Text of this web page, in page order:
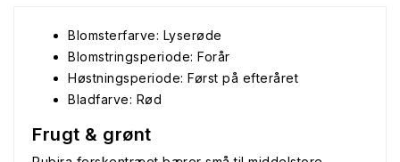
Blomsterfarve: Lyserøde
Blomstringsperiode: Forår
Høstningsperiode: Først på efteråret
Bladfarve: Rød
Frugt & grønt